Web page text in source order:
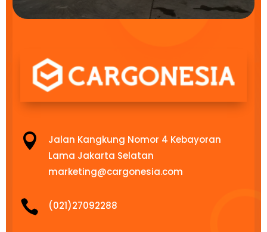

Jalan Kangkung Nomor 4 Kebayoran
Lama Jakarta Selatan
marketing@cargonesia.com
 (021)27092288